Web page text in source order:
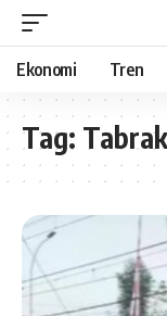
Ekonomi Tren
Tag: